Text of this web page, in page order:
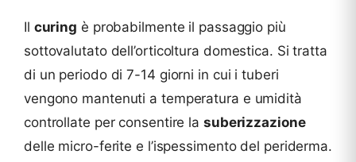
Il curing è probabilmente il passaggio più
sottovalutato dell’orticoltura domestica. Si tratta
di un periodo di 7-14 giorni in cui i tuberi
vengono mantenuti a temperatura e umidità
controllate per consentire la suberizzazione
delle micro-ferite e l’ispessimento del periderma.